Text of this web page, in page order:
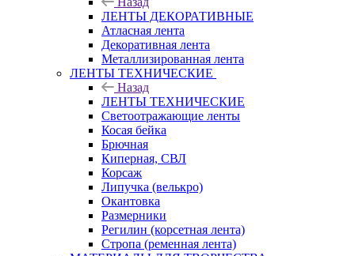
ЛЕНТЫ ДЕКОРАТИВНЫЕ
Атласная лента
Декоративная лента
Металлизированная лента
ЛЕНТЫ ТЕХНИЧЕСКИЕ
Назад
ЛЕНТЫ ТЕХНИЧЕСКИЕ
Светоотражающие ленты
Косая бейка
Брючная
Киперная, СВЛ
Корсаж
Липучка (велькро)
Окантовка
Размерники
Регилин (корсетная лента)
Стропа (ременная лента)